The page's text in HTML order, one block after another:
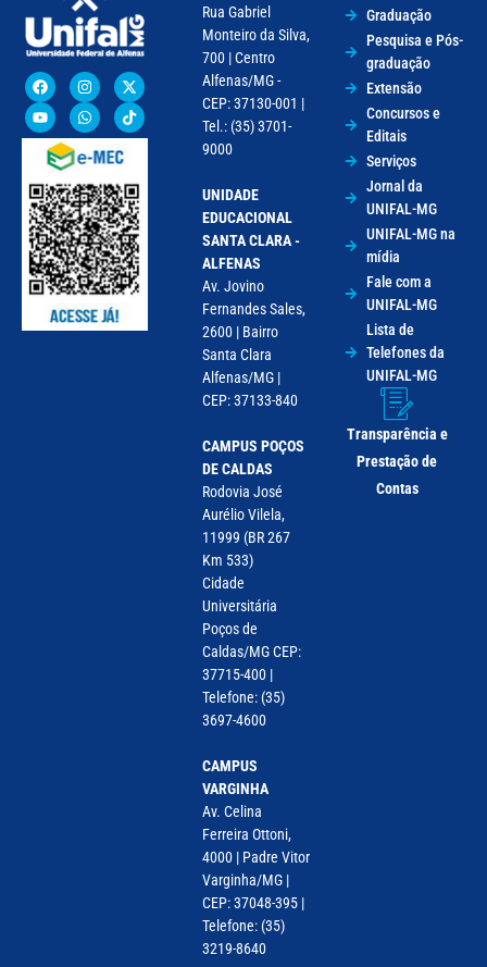
Rua Gabriel
Monteiro da Silva,
700 | Centro
Alfenas/MG -
CEP: 37130-001 |
Tel.: (35) 3701-
9000
UNIDADE
EDUCACIONAL
SANTA CLARA -
ALFENAS
Av. Jovino
Fernandes Sales,
2600 | Bairro
Santa Clara
Alfenas/MG |
CEP: 37133-840
CAMPUS POÇOS
DE CALDAS
Rodovia José
Aurélio Vilela,
11999 (BR 267
Km 533)
Cidade
Universitária
Poços de
Caldas/MG CEP:
37715-400 |
Telefone: (35)
3697-4600
CAMPUS
VARGINHA
Av. Celina
Ferreira Ottoni,
4000 | Padre Vitor
Varginha/MG |
CEP: 37048-395 |
Telefone: (35)
3219-8640
Graduação
Pesquisa e Pós-
graduação
Extensão
Concursos e
Editais
Serviços
Jornal da
UNIFAL-MG
UNIFAL-MG na
mídia
Fale com a
UNIFAL-MG
Lista de
Telefones da
UNIFAL-MG
Transparência e
Prestação de
Contas